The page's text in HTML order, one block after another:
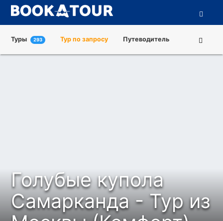
Туры 293 Тур по запросу Путеводитель
Голубые купола
Самарканда - Тур из